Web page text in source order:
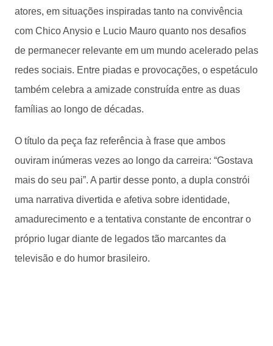
atores, em situações inspiradas tanto na convivência
com Chico Anysio e Lucio Mauro quanto nos desafios
de permanecer relevante em um mundo acelerado pelas
redes sociais. Entre piadas e provocações, o espetáculo
também celebra a amizade construída entre as duas
famílias ao longo de décadas.
O título da peça faz referência à frase que ambos
ouviram inúmeras vezes ao longo da carreira: “Gostava
mais do seu pai”. A partir desse ponto, a dupla constrói
uma narrativa divertida e afetiva sobre identidade,
amadurecimento e a tentativa constante de encontrar o
próprio lugar diante de legados tão marcantes da
televisão e do humor brasileiro.